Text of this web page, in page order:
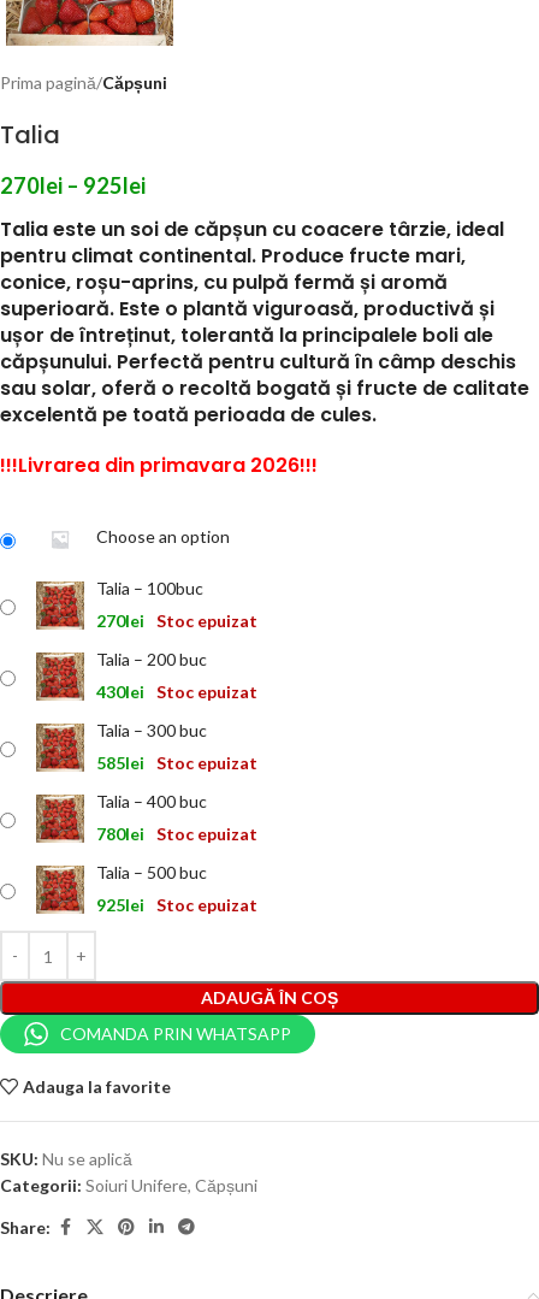
Prima pagină Căpșuni
Talia
270lei – 925lei
Taliaeste un soi de căpșun cu coacere târzie, ideal
pentru climat continental. Produce fructe mari,
conice, roșu-aprins, cu pulpă fermă și aromă
superioară. Este o plantă viguroasă, productivă și
ușor de întreținut, tolerantă la principalele boli ale
căpșunului. Perfectă pentru cultură în câmp deschis
sau solar, oferă o recoltă bogată și fructe de calitate
excelentă pe toată perioada de cules.
!!!Livrarea din primavara 2026!!!
Choose an option
Talia – 100buc
270lei
Stoc epuizat
Talia – 200 buc
430lei
Stoc epuizat
Talia – 300 buc
585lei
Stoc epuizat
Talia – 400 buc
780lei
Stoc epuizat
Talia – 500 buc
925lei Stoc epuizat
ADAUGĂ ÎN COȘ
COMANDA PRIN WHATSAPP
Adauga la favorite
SKU: Nu se aplică
Categorii: Soiuri Unifere, Căpșuni
Share: